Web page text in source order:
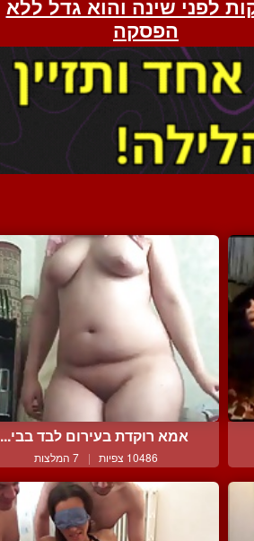
אמא רוקדת בעירום לבד בבי...
10486 צפיות | 7 המלצות